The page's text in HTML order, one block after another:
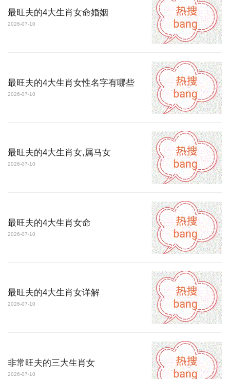
最旺夫的4大生肖女命婚姻
2026-07-10
最旺夫的4大生肖女性名字有哪些
2026-07-10
最旺夫的4大生肖女,属马女
2026-07-10
最旺夫的4大生肖女命
2026-07-10
最旺夫的4大生肖女详解
2026-07-10
非常旺夫的三大生肖女
2026-07-10